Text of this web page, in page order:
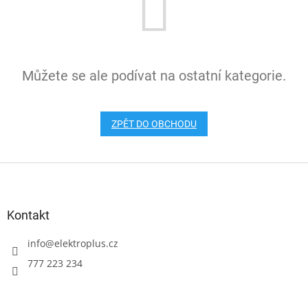
Můžete se ale podívat na ostatní kategorie.
ZPĚT DO OBCHODU
Kontakt
info@elektroplus.cz
777 223 234